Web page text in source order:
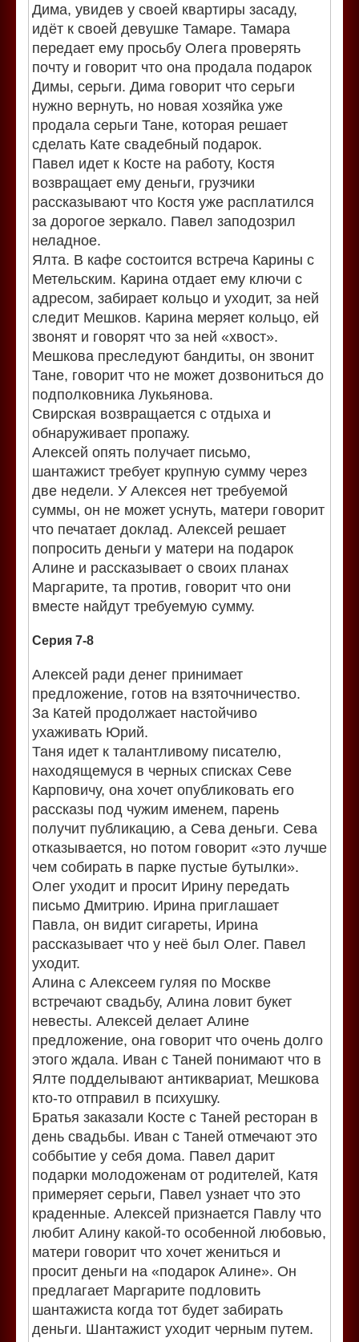
Дима, увидев у своей квартиры засаду,
идёт к своей девушке Тамаре. Тамара
передает ему просьбу Олега проверять
почту и говорит что она продала подарок
Димы, серьги. Дима говорит что серьги
нужно вернуть, но новая хозяйка уже
продала серьги Тане, которая решает
сделать Кате свадебный подарок.
Павел идет к Косте на работу, Костя
возвращает ему деньги, грузчики
рассказывают что Костя уже расплатился
за дорогое зеркало. Павел заподозрил
неладное.
Ялта. В кафе состоится встреча Карины с
Метельским. Карина отдает ему ключи с
адресом, забирает кольцо и уходит, за ней
следит Мешков. Карина меряет кольцо, ей
звонят и говорят что за ней «хвост».
Мешкова преследуют бандиты, он звонит
Тане, говорит что не может дозвониться до
подполковника Лукьянова.
Свирская возвращается с отдыха и
обнаруживает пропажу.
Алексей опять получает письмо,
шантажист требует крупную сумму через
две недели. У Алексея нет требуемой
суммы, он не может уснуть, матери говорит
что печатает доклад. Алексей решает
попросить деньги у матери на подарок
Алине и рассказывает о своих планах
Маргарите, та против, говорит что они
вместе найдут требуемую сумму.
Серия 7-8
Алексей ради денег принимает
предложение, готов на взяточничество.
За Катей продолжает настойчиво
ухаживать Юрий.
Таня идет к талантливому писателю,
находящемуся в черных списках Севе
Карповичу, она хочет опубликовать его
рассказы под чужим именем, парень
получит публикацию, а Сева деньги. Сева
отказывается, но потом говорит «это лучше
чем собирать в парке пустые бутылки».
Олег уходит и просит Ирину передать
письмо Дмитрию. Ирина приглашает
Павла, он видит сигареты, Ирина
рассказывает что у неё был Олег. Павел
уходит.
Алина с Алексеем гуляя по Москве
встречают свадьбу, Алина ловит букет
невесты. Алексей делает Алине
предложение, она говорит что очень долго
этого ждала. Иван с Таней понимают что в
Ялте подделывают антиквариат, Мешкова
кто-то отправил в психушку.
Братья заказали Косте с Таней ресторан в
день свадьбы. Иван с Таней отмечают это
соббытие у себя дома. Павел дарит
подарки молодоженам от родителей, Катя
примеряет серьги, Павел узнает что это
краденные. Алексей признается Павлу что
любит Алину какой-то особенной любовью,
матери говорит что хочет жениться и
просит деньги на «подарок Алине». Он
предлагает Маргарите подловить
шантажиста когда тот будет забирать
деньги. Шантажист уходит черным путем.